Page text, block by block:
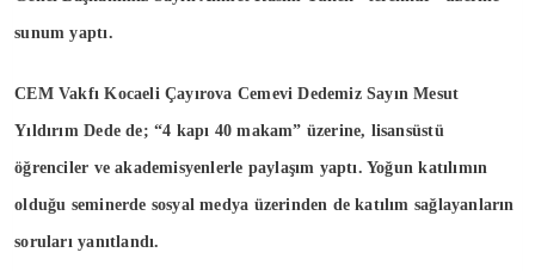
sunum yaptı.
CEM Vakfı Kocaeli Çayırova Cemevi Dedemiz Sayın Mesut
Yıldırım Dede de; “4 kapı 40 makam” üzerine, lisansüstü
öğrenciler ve akademisyenlerle paylaşım yaptı. Yoğun katılımın
olduğu seminerde sosyal medya üzerinden de katılım sağlayanların
soruları yanıtlandı.